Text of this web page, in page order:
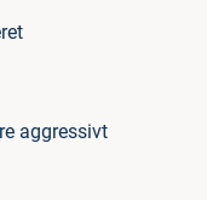
aggressivt